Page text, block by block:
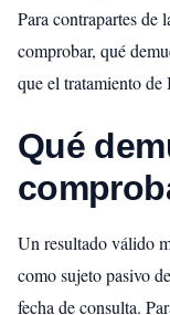
Para contrapartes de
comprobar, qué
que el tratamiento
Qué
Un resultado válido
como sujeto pasivo
fecha de consulta.